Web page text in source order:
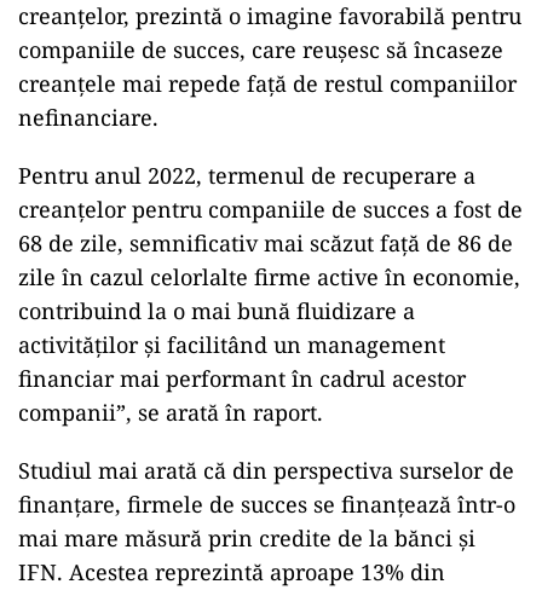
creanțelor, prezintă o imagine favorabilă pentru
companiile de succes, care reușesc să încaseze
creanțele mai repede față de restul companiilor
nefinanciare.
Pentru anul 2022, termenul de recuperare a
creanțelor pentru companiile de succes a fost de
68 de zile, semnificativ mai scăzut față de 86 de
zile în cazul celorlalte firme active în economie,
contribuind la o mai bună fluidizare a
activităților și facilitând un management
financiar mai performant în cadrul acestor
companii”, se arată în raport.
Studiul mai arată că din perspectiva surselor de
finanțare, firmele de succes se finanțează într-o
mai mare măsură prin credite de la bănci și
IFN. Acestea reprezintă aproape 13% din